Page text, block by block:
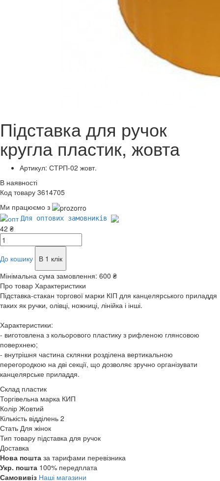
Підставка для ручок
кругла пластик, жовта
Артикул: СТРП-02 жовт.
В наявності
Код товару 3614705
Ми працюємо з
Для оптових замовників
42 ₴
До кошику
В 1 клік
Мінімальна сума замовлення: 600 ₴
Про товар Характеристики
Підставка-стакан торгової марки КІП для канцелярського приладдя
таких як ручки, олівці, ножниці, лінійка і інші.
Характеристики:
- виготовлена з кольорового пластику з рифленою глянсовою
поверхнею;
- внутрішня частина склянки розділена вертикальною
перегородкою на дві секції, що дозволяє зручно організувати
канцелярське приладдя.
Склад пластик
Торгівельна марка КИП
Колір Жовтий
Кількість відділень 2
Стать Для жінок
Тип товару підставка для ручок
Доставка
Нова пошта за тарифами перевізника
Укр. пошта 100% передплата
Самовивіз Наші магазини